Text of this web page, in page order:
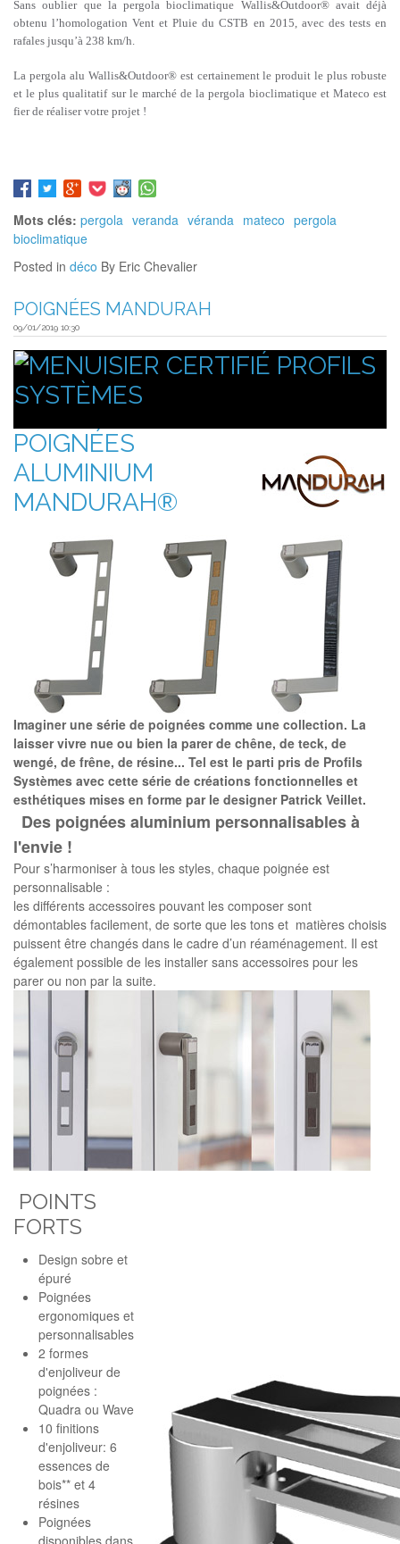
Sans oublier que la pergola bioclimatique Wallis&Outdoor® avait déjà
obtenu l’homologation Vent et Pluie du CSTB en 2015, avec des tests en
rafales jusqu’à 238 km/h.
La pergola alu Wallis&Outdoor® est certainement le produit le plus robuste
et le plus qualitatif sur le marché de la pergola bioclimatique et Mateco est
fier de réaliser votre projet !
Mots clés: pergola veranda véranda mateco pergola
bioclimatique
Posted in déco By Eric Chevalier
POIGNÉES MANDURAH
09/01/2019 10:30
POIGNÉES
ALUMINIUM
MANDURAH®
Imaginer une série de poignées comme une collection. La
laisser vivre nue ou bien la parer de chêne, de teck, de
wengé, de frêne, de résine... Tel est le parti pris de Profils
Systèmes avec cette série de créations fonctionnelles et
esthétiques mises en forme par le designer Patrick Veillet.
Des poignées aluminium personnalisables à
l'envie !
Pour s’harmoniser à tous les styles, chaque poignée est
personnalisable :
les différents accessoires pouvant les composer sont
démontables facilement, de sorte que les tons et matières choisis
puissent être changés dans le cadre d’un réaménagement. Il est
également possible de les installer sans accessoires pour les
parer ou non par la suite.
POINTS
FORTS
Design sobre et
épuré
Poignées
ergonomiques et
personnalisables
2 formes
d'enjoliveur de
poignées :
Quadra ou Wave
10 finitions
d'enjoliveur: 6
essences de
bois** et 4
résines
Poignées
disponibles dans